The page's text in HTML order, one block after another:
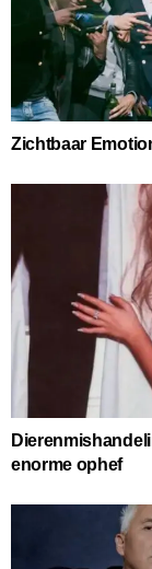
Zichtbaar
enorme ophef